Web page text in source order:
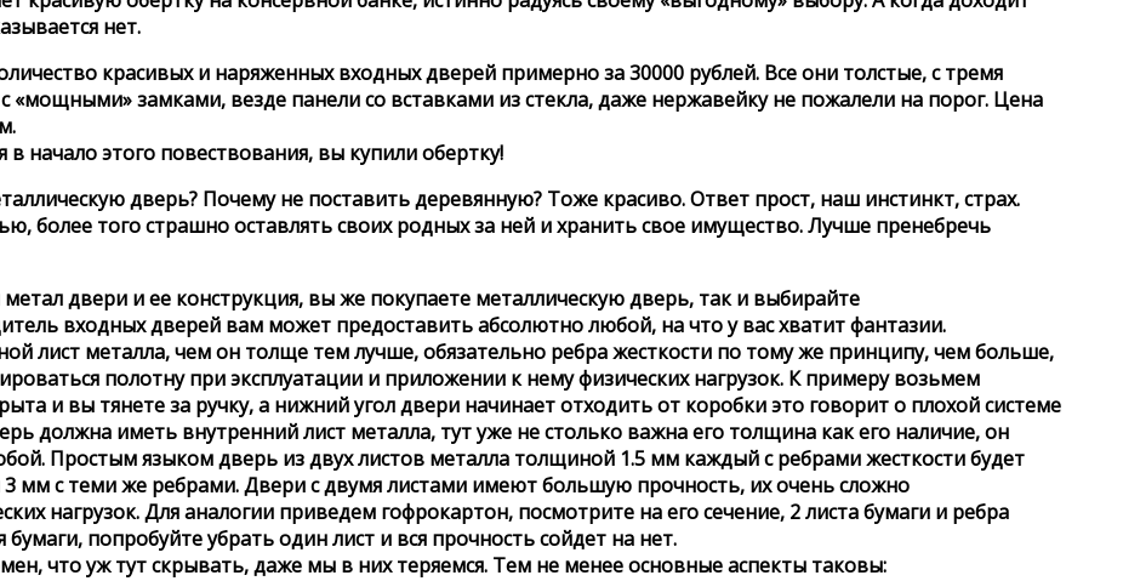
нет.
красивых и наряженных входных дверей примерно за 30000 рублей. Все они толстые, с тремя
«мощными» замками, везде панели со вставками из стекла, даже нержавейку не пожалели на порог. Цена
начало этого повествования, вы купили обертку!
дверь? Почему не поставить деревянную? Тоже красиво. Ответ прост, наш инстинкт, страх.
более того страшно оставлять своих родных за ней и хранить свое имущество. Лучше пренебречь
двери и ее конструкция, вы же покупаете металлическую дверь, так и выбирайте
входных дверей вам может предоставить абсолютно любой, на что у вас хватит фантазии.
лист металла, чем он толще тем лучше, обязательно ребра жесткости по тому же принципу, чем больше,
полотну при эксплуатации и приложении к нему физических нагрузок. К примеру возьмем
и вы тянете за ручку, а нижний угол двери начинает отходить от коробки это говорит о плохой системе
должна иметь внутренний лист металла, тут уже не столько важна его толщина как его наличие, он
Простым языком дверь из двух листов металла толщиной 1.5 мм каждый с ребрами жесткости будет
мм с теми же ребрами. Двери с двумя листами имеют большую прочность, их очень сложно
нагрузок. Для аналогии приведем гофрокартон, посмотрите на его сечение, 2 листа бумаги и ребра
попробуйте убрать один лист и вся прочность сойдет на нет.
что уж тут скрывать, даже мы в них теряемся. Тем не менее основные аспекты таковы: